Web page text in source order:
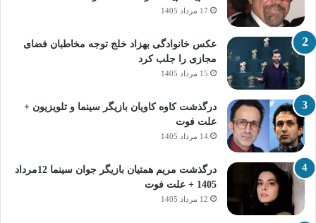
17 مرداد 1405
عکس خانوادگی بهزاد خلج توجه مخاطبان فضای
مجازی را جلب کرد
15 مرداد 1405
درگذشت کاوه کاویان بازیگر سینما و تلویزیون +
علت فوت
14 مرداد 1405
درگذشت مریم همتیان بازیگر جوان سینما 12مرداد
1405 + علت فوت
12 مرداد 1405